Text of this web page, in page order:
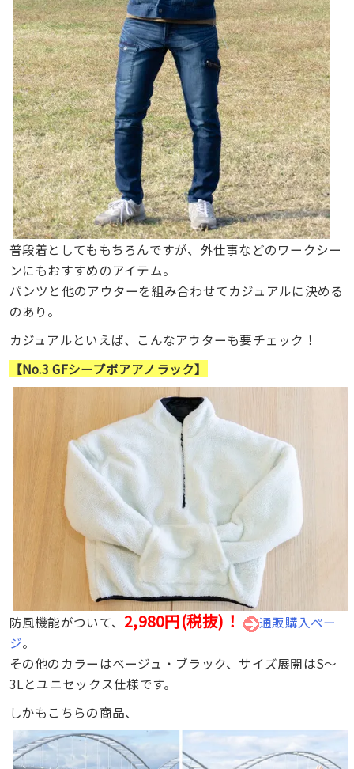
普段着としてももちろんですが、外仕事などのワークシー
ンにもおすすめのアイテム。
パンツと他のアウターを組み合わせてカジュアルに決める
のあり。
カジュアルといえば、こんなアウターも要チェック！
【No.3 GFシープボアアノラック】
防風機能がついて、 2,980円(税抜)！
通販購入ペー
ジ。
その他のカラーはベージュ・ブラック、サイズ展開はS〜
3Lとユニセックス仕様です。
しかもこちらの商品、